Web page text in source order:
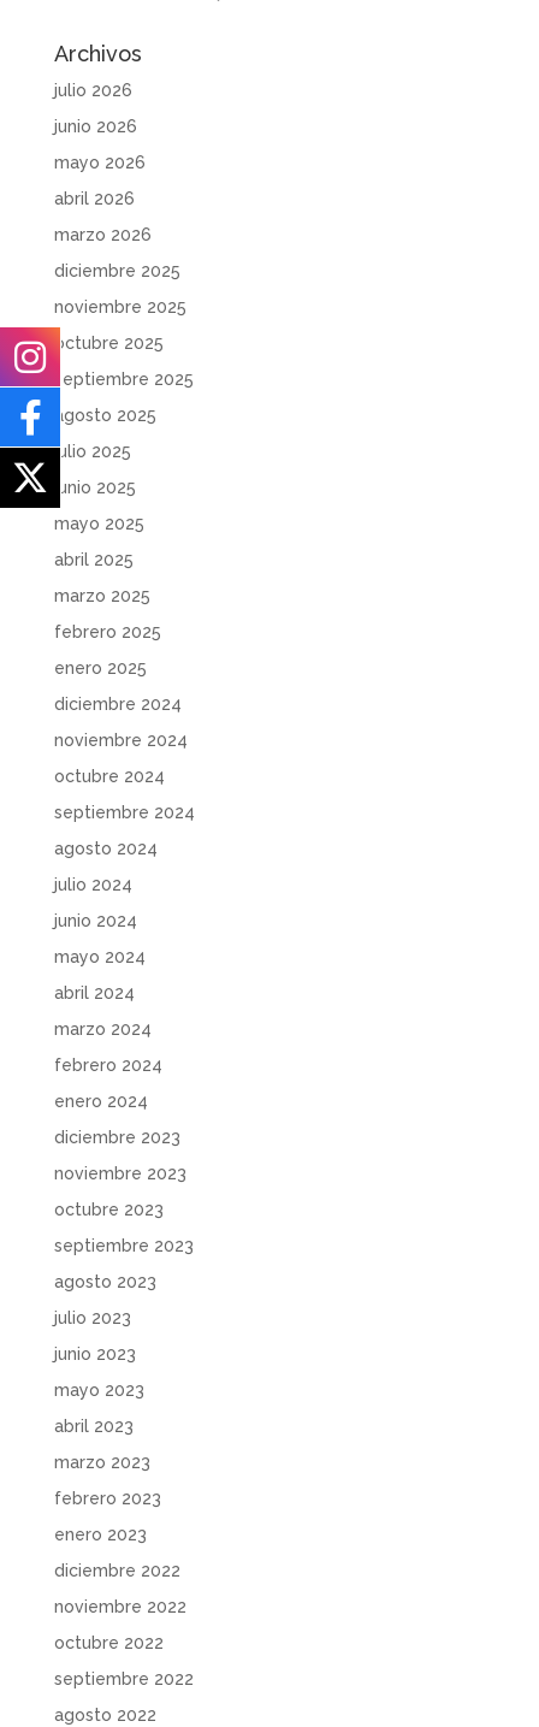
Archivos
julio 2026
junio 2026
mayo 2026
abril 2026
marzo 2026
diciembre 2025
noviembre 2025
octubre 2025
septiembre 2025
agosto 2025
julio 2025
junio 2025
mayo 2025
abril 2025
marzo 2025
febrero 2025
enero 2025
diciembre 2024
noviembre 2024
octubre 2024
septiembre 2024
agosto 2024
julio 2024
junio 2024
mayo 2024
abril 2024
marzo 2024
febrero 2024
enero 2024
diciembre 2023
noviembre 2023
octubre 2023
septiembre 2023
agosto 2023
julio 2023
junio 2023
mayo 2023
abril 2023
marzo 2023
febrero 2023
enero 2023
diciembre 2022
noviembre 2022
octubre 2022
septiembre 2022
agosto 2022